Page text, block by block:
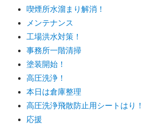
喫煙所水溜まり解消！
メンテナンス
工場洪水対策！
事務所一階清掃
塗装開始！
高圧洗浄！
本日は倉庫整理
高圧洗浄飛散防止用シートはり！
応援